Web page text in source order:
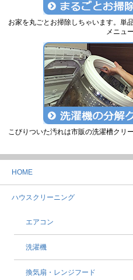
お家を丸ごとお掃除しちゃいます。単
メニュ
こびりついた汚れは市販の洗濯槽クリ
HOME
ハウスクリーニング
エアコン
洗濯機
換気扇・レンジフード